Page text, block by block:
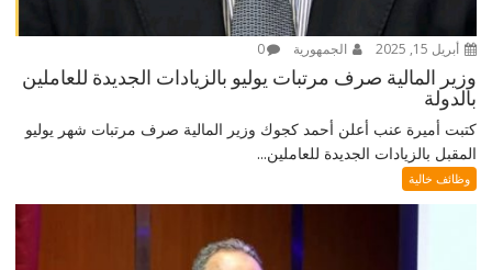
أبريل 15, 2025 الجمهورية 0
وزير المالية صرف مرتبات يوليو بالزيادات الجديدة للعاملين
بالدولة
كتبت أميرة عنب أعلن أحمد كجوك وزير المالية صرف مرتبات شهر يوليو
المقبل بالزيادات الجديدة للعاملين...
وظائف خالية